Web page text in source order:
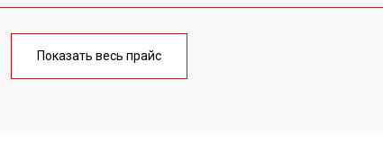
от 90 мин
Показать весь прайс